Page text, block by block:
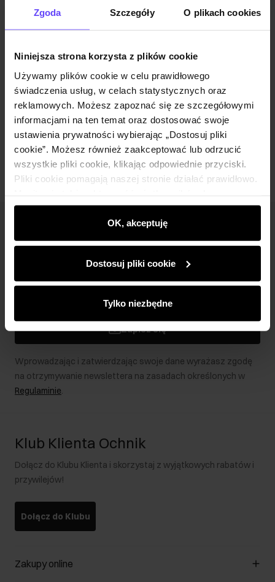
Zgoda Szczegóły O plikach cookies
Niniejsza strona korzysta z plików cookie
Używamy plików cookie w celu prawidłowego
świadczenia usług, w celach statystycznych oraz
reklamowych. Możesz zapoznać się ze szczegółowymi
informacjami na ten temat oraz dostosować swoje
ustawienia prywatności wybierając „Dostosuj pliki
cookie”. Możesz również zaakceptować lub odrzucić
wszystkie pliki cookie, klikając odpowiednie przyciski.
Pliki cookie pomagają naszej stronie działać prawidłowo.
wyświetlać im dopasowane do ich preferencji treści,
rekomendacje oraz komunikaty reklamowe informujące o
najnowszych promocjach w e-sklepie. Informacje o tym,
partnerom społecznościowym, reklamowym i
analitycznym. Partnerzy mogą połączyć te informacje z
podczas korzystania z ich usług.
OK, akceptuję
Dostosuj pliki cookie
Tylko niezbędne
Opis produktu
Szczegóły
Skład i wymiary
Opinie
Zapisz się
Wprowadzając i zatwierdzając swoje dane wyrażasz zgodę
na otrzymywanie newslettera na zasadach określonych w
Regulaminie.
Klub Klienta Ochnik
Dołącz do Klubu Klienta i skorzystaj z wyjątkowych rabatów i
przywilejów!
Dołącz do Klubu
Zakupy online